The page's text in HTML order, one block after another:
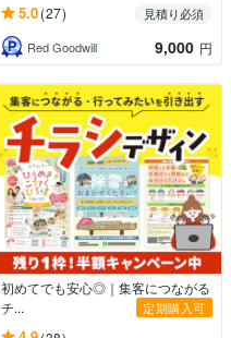
5.0(27)
見積り必須
Red Goodwill
9,000 円
初めてでも安心◎｜集客につながる
チ...
定期購入可